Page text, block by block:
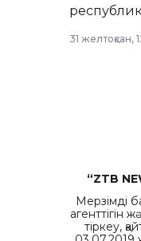
31 желтоқсан,
“ZTB
Мерзімді
агенттігін
тіркеу,